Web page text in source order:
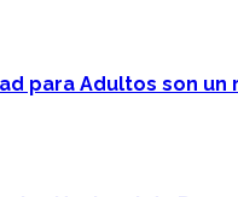
para Adultos son